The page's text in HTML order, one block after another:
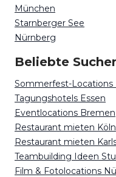
München
Starnberger See
Nürnberg
Tagungshotels Essen
Eventlocations Bremen
Restaurant mieten Köln